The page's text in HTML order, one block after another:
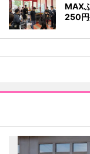
MAX
250円